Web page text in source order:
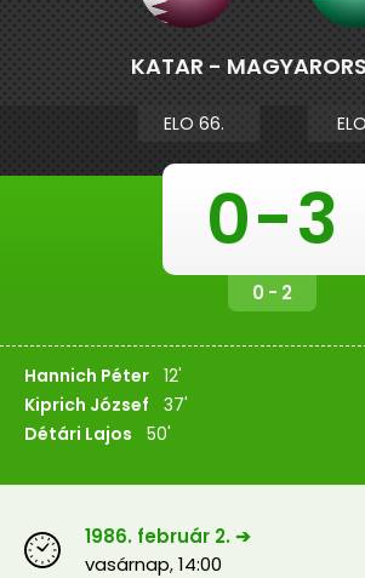
KATAR -
ELO 66.
0-3
0 - 2
Hannich Péter 12'
Kiprich József 37'
Détári Lajos 50'
1986. február 2. ➔
vasárnap,14:00